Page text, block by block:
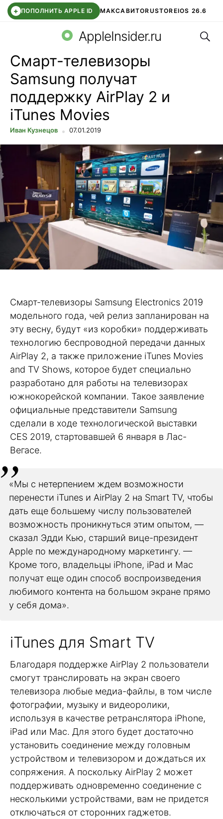
+ ПОПОЛНИТЬ APPLE ID МАКСАВИТОRUSTOREIOS 26.6
СБЕР КИДС ВТБ ОНЛАЙН ЧАТ В ROBLOX
AppleInsider.ru
Смарт-телевизоры
Samsung получат
поддержку AirPlay 2 и
iTunes Movies
Иван Кузнецов 07.01.2019
Смарт-телевизоры Samsung Electronics 2019
модельного года, чей релиз запланирован на
эту весну, будут «из коробки» поддерживать
технологию беспроводной передачи данных
AirPlay 2, а также приложение iTunes Movies
and TV Shows, которое будет специально
разработано для работы на телевизорах
южнокорейской компании. Такое заявление
официальные представители Samsung
сделали в ходе технологической выставки
CES 2019, стартовавшей 6 января в Лас-
Вегасе.
«Мы с нетерпением ждем возможности
перенести iTunes и AirPlay 2 на Smart TV, чтобы
дать еще большему числу пользователей
возможность проникнуться этим опытом, —
сказал Эдди Кью, старший вице-президент
Apple по международному маркетингу. —
Кроме того, владельцы iPhone, iPad и Mac
получат еще один способ воспроизведения
любимого контента на большом экране прямо
у себя дома».
iTunes для Smart TV
Благодаря поддержке AirPlay 2 пользователи
смогут транслировать на экран своего
телевизора любые медиа-файлы, в том числе
фотографии, музыку и видеоролики,
используя в качестве ретранслятора iPhone,
iPad или Mac. Для этого будет достаточно
установить соединение между головным
устройством и телевизором и дождаться их
сопряжения. А поскольку AirPlay 2 может
поддерживать одновременно соединение с
несколькими устройствами, вам не придется
отключаться от сторонних гаджетов.